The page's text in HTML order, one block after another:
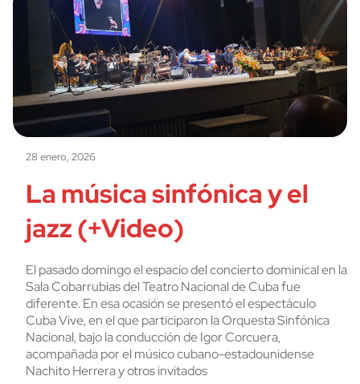
28 enero, 2026
La música sinfónica y el
jazz (+Video)
El pasado domingo el espacio del concierto dominical en la
Sala Cobarrubias del Teatro Nacional de Cuba fue
diferente. En esa ocasión se presentó el espectáculo
Cuba Vive, en el que participaron la Orquesta Sinfónica
Nacional, bajo la conducción de Igor Corcuera,
acompañada por el músico cubano-estadounidense
Nachito Herrera y otros invitados